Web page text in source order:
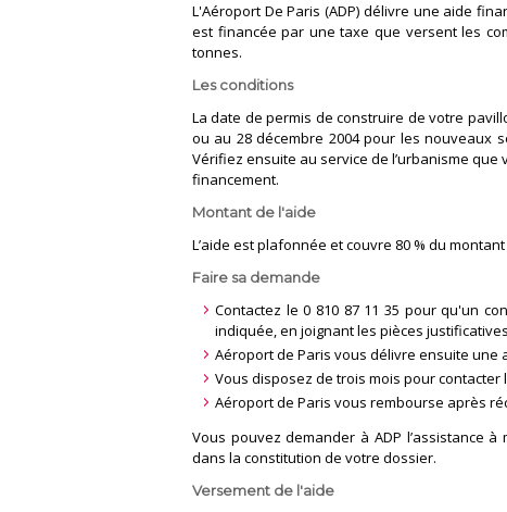
L'Aéroport De Paris (ADP) délivre une aide
est financée par une taxe que versent les
tonnes.
Les conditions
La date de permis de construire de votre
ou au 28 décembre 2004 pour les nouveaux
Vérifiez ensuite au service de l’urbanisme
financement.
Montant de l'aide
L’aide est plafonnée et couvre 80 % du
Faire sa demande
Contactez le 0 810 87 11 35 pour qu'un
indiquée, en joignant les pièces justificatives
Aéroport de Paris vous délivre ensuite
Vous disposez de trois mois pour
Aéroport de Paris vous rembourse après
Vous pouvez demander à ADP l’assistance
dans la constitution de votre dossier.
Versement de l'aide